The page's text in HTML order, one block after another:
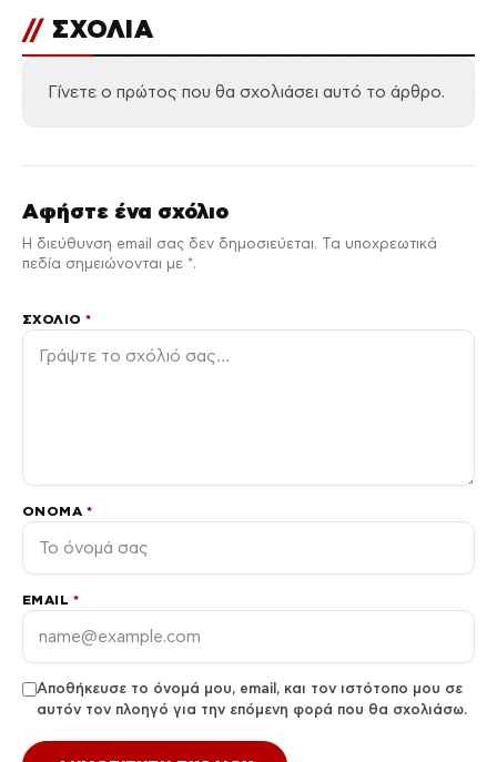
// ΣΧΟΛΙΑ
Γίνετε ο πρώτος που θα σχολιάσει αυτό το άρθρο.
Αφήστε ένα σχόλιο
Η διεύθυνση email σας δεν δημοσιεύεται. Τα υποχρεωτικά
πεδία σημειώνονται με *.
ΣΧΌΛΙΟ*
ΌΝΟΜΑ *
EMAIL *
Αποθήκευσε το όνομά μου, email, και τον ιστότοπο μου σε
αυτόν τον πλοηγό για την επόμενη φορά που θα σχολιάσω.